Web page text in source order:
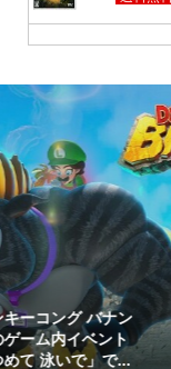
赤ちゃん向けスピナ
「KIRBY ピタッと
ん♪カービィスピナ